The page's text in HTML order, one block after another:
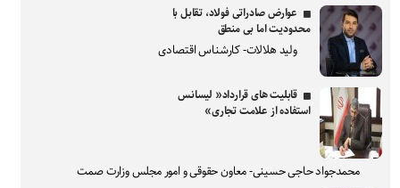
عوارض صادراتی فولاد، تقابل با
محدودیت اما بی منطق
ولید هلالات- کارشناس اقتصادی
قابلیت های قرارداد« لیسانس
استفاده از علامت تجاری»
محمدجواد حاجی حسینی- معاون حقوقی و امور مجلس وزارت صمت